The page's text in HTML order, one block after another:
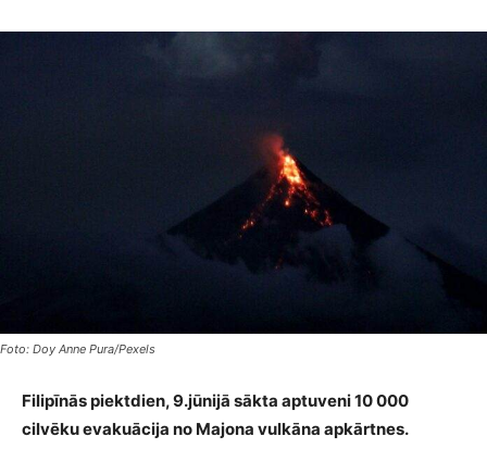
Foto: Doy Anne Pura/Pexels
Filipīnās piektdien, 9.jūnijā sākta aptuveni 10 000
cilvēku evakuācija no Majona vulkāna apkārtnes.